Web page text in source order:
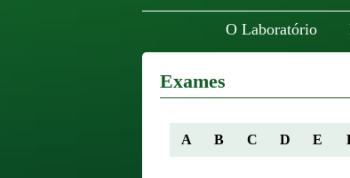
O Laboratório
Exames
A B C D E